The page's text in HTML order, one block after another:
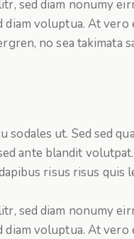
sed diam nonumy
voluptua. At vero
no sea takimata
sodales ut. Sed sed
ante blandit
risus risus quis
sed diam nonumy
voluptua. At vero